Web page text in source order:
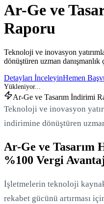
Ar-Ge ve
Raporu
Teknoloji ve inovasyon
dönüştüren uzman danışmanlık
Detayları İnceleyinHemen
Ar-Ge ve Tasarım İndirimi
Teknoloji ve inovasyon
indirimine dönüştüren
Ar-Ge ve Tasarım
%100 Vergi
İşletmelerin teknoloji
rekabet gücünü artırması